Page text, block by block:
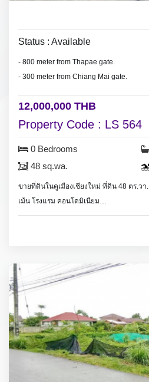
Property Code : LS 564
0 Bedrooms
48 sq.wa.
ขายที่ดินในคูเมืองเชียงใหม่ ที่ดิน 48 ตร.วา
เม้น โรงแรม คอนโดมิเนียม
Land for sale in Chiang Mai old city
Status : Available
- 800 meter from Thapae gate.
- 300 meter from Chiang Mai gate.
12,000,000 THB